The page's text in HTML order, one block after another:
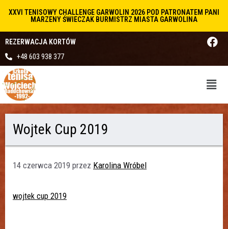
XXVI TENISOWY CHALLENGE GARWOLIN 2026 POD PATRONATEM PANI
MARZENY ŚWIECZAK BURMISTRZ MIASTA GARWOLINA
REZERWACJA KORTÓW
+48 603 938 377
Wojtek Cup 2019
14 czerwca 2019 przez Karolina Wróbel
wojtek cup 2019